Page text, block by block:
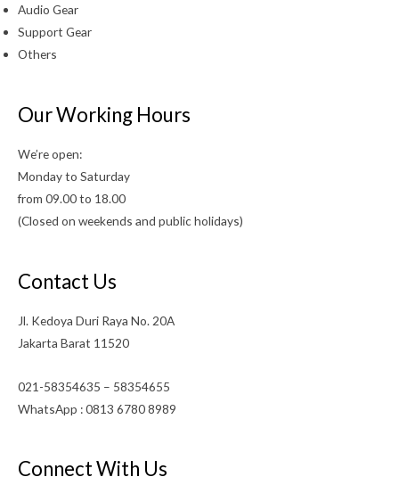
Audio Gear
Support Gear
Others
Our Working Hours
We’re open:
Monday to Saturday
from 09.00 to 18.00
(Closed on weekends and public holidays)
Contact Us
Jl. Kedoya Duri Raya No. 20A
Jakarta Barat 11520
021-58354635 – 58354655
WhatsApp : 0813 6780 8989
Connect With Us